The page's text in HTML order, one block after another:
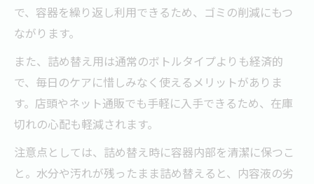
で、容器を繰り返し利用できるため、ゴミの削減にもつ
ながります。
また、詰め替え用は通常のボトルタイプよりも経済的
で、毎日のケアに惜しみなく使えるメリットがありま
す。店頭やネット通販でも手軽に入手できるため、在庫
切れの心配も軽減されます。
注意点としては、詰め替え時に容器内部を清潔に保つこ
と。水分や汚れが残ったまま詰め替えると、内容液の劣